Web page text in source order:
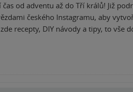
čas od adventu až do Tří králů! Již
českého Instagramu, aby
recepty, DIY návody a tipy, to vše